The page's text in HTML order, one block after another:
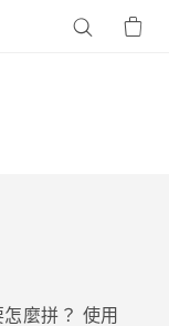
麼拼？ 使用